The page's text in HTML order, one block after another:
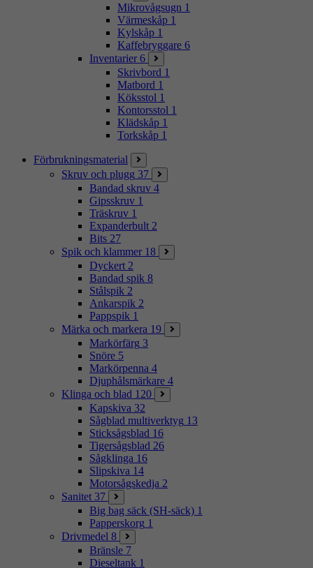
Mikrovågsugn 1
Värmeskåp 1
Kylskåp 1
Kaffebryggare 6
Inventarier 6
Skrivbord 1
Matbord 1
Köksstol 1
Kontorsstol 1
Klädskåp 1
Torkskåp 1
Förbrukningsmaterial
Skruv och plugg 37
Bandad skruv 4
Gipsskruv 1
Träskruv 1
Expanderbult 2
Bits 27
Spik och klammer 18
Dyckert 2
Bandad spik 8
Stålspik 2
Ankarspik 2
Pappspik 1
Märka och markera 19
Markörfärg 3
Snöre 5
Markörpenna 4
Djuphålsmärkare 4
Klinga och blad 120
Kapskiva 32
Sågblad multiverktyg 13
Sticksågsblad 16
Tigersågsblad 26
Sågklinga 16
Slipskiva 14
Motorsågskedja 2
Sanitet 37
Big bag säck (SH-säck) 1
Papperskorg 1
Drivmedel 8
Bränsle 7
Dieseltank 1